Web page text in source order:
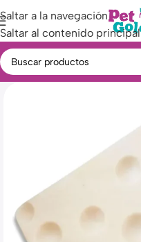
Saltar a la navegación
Saltar al contenido principal